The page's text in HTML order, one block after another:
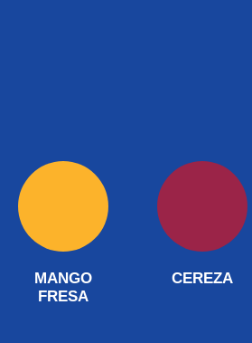
MANGO
FRESA
CEREZA